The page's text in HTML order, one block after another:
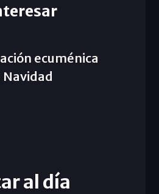
ecuménica
Navidad
al día